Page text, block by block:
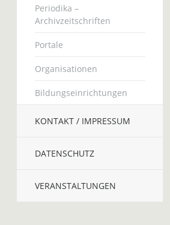
Periodika –
Archivzeitschriften
Portale
Organisationen
Bildungseinrichtungen
KONTAKT / IMPRESSUM
DATENSCHUTZ
VERANSTALTUNGEN